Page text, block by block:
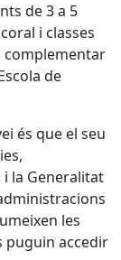
de 3 a 5
i classes
complementar
de
és que el seu
i la Generalitat
les
puguin accedir